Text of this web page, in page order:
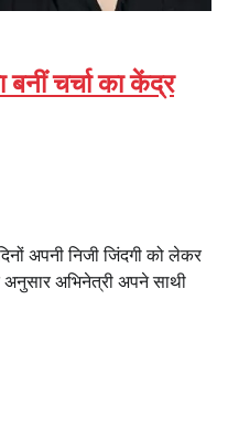
बनीं चर्चा का केंद्र
अपनी निजी जिंदगी को लेकर
अनुसार अभिनेत्री अपने साथी